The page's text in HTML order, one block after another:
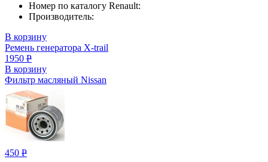
Номер по каталогу Renault:
Производитель:
В корзину
Ремень генератора X-trail
1950 Р
В корзину
Фильтр масляный Nissan
450 Р